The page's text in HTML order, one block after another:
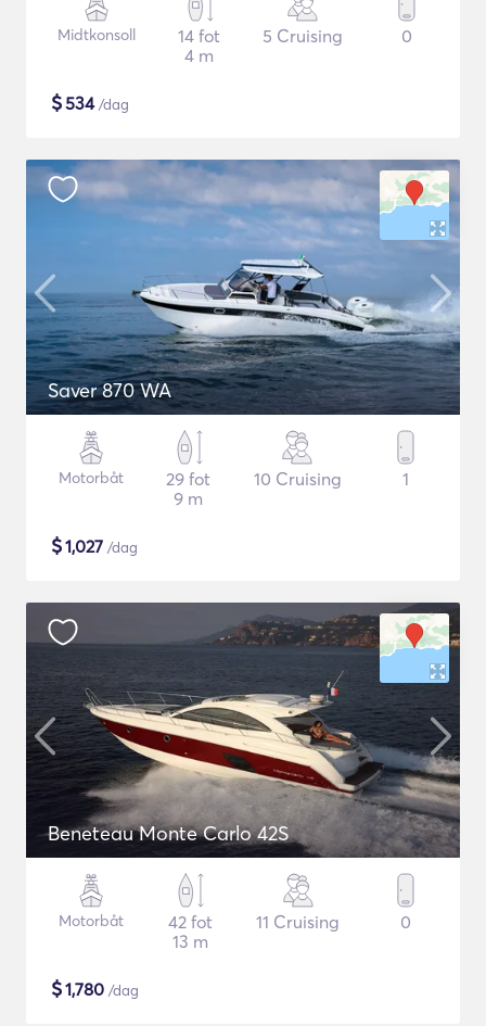
Midtkonsoll
14 fot
4 m
5 Cruising 0
$534/dag
Saver 870 WA
Motorbåt
29 fot
9 m
10 Cruising 1
$1,027 /dag
Beneteau Monte Carlo 42S
Motorbåt
42 fot
13 m
11 Cruising 0
$1,780 /dag